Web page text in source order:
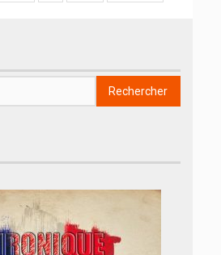
Rechercher